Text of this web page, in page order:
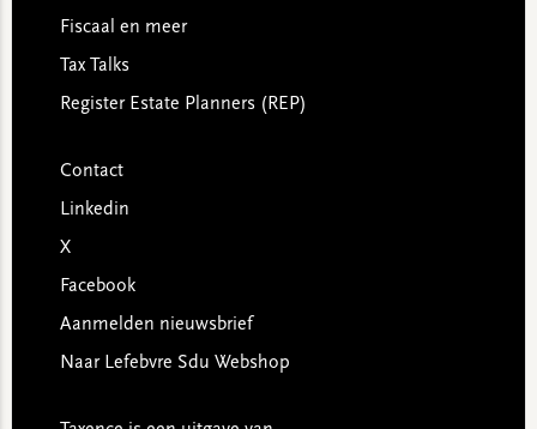
Fiscaal en meer
Tax Talks
Register Estate Planners (REP)
Contact
Linkedin
X
Facebook
Aanmelden nieuwsbrief
Naar Lefebvre Sdu Webshop